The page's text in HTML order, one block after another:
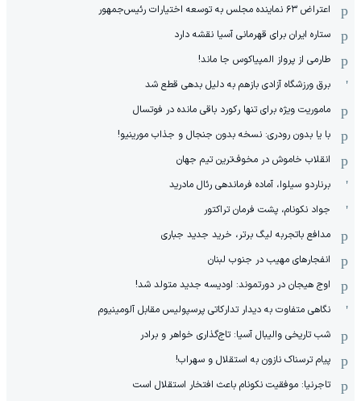
اعتراض ۶۳ نماینده مجلس به توسعه اختیارات رئیس‌جمهور
ستاره ایران برای قهرمانی آسیا نقشه دارد
طارمی از پرواز المپیاکوس جا ماند!
برق ورزشگاه آزادی بازهم به دلیل بدهی قطع شد
ماموریت ویژه برای تنها رکورد باقی مانده در فوتسال
با یا بدون رودری: نسخه بدون جنجال و جذاب مورینیو!
انقلاب خاموش در مخوف‌‌ترین تیم جهان
برناردو سیلوا، آماده فرماندهی رئال مادرید
جواد نکونام، پشت فرمان تراکتور
مدافع باتجربه لیگ برتر، خرید جدید جباری
انفجارهای مهیب در جنوب لبنان
اوج هیجان در دورتموند: اودیسه جدید متولد شد!
نگاهی متفاوت به دیدار تدارکاتی پرسپولیس مقابل آلومینیوم
شب تاریخی والیبال آسیا: تاج‌گذاری خواهر و برادر
پیام ترسناک نازون به استقلال و سهراب!
تاجرنیا: موفقیت نکونام باعث افتخار استقلال است